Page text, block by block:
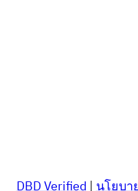
DBD Verified|นโยบา